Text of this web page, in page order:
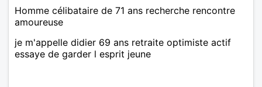
Homme célibataire de 71 ans recherche rencontre
amoureuse
je m'appelle didier 69 ans retraite optimiste actif
essaye de garder l esprit jeune